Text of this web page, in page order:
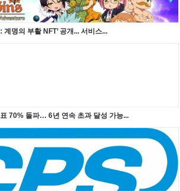
계명의 부활 NFT’ 공개... 서비스...
70% 돌파… 6년 연속 초과 달성 가능...